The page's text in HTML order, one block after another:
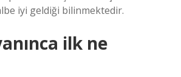
iyi geldiği bilinmektedir.
ilk ne